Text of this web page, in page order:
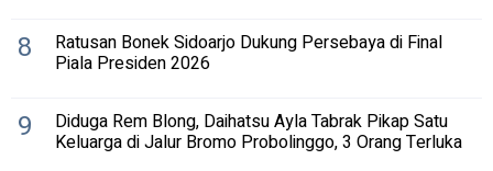
8 Ratusan Bonek Sidoarjo Dukung Persebaya di Final
Piala Presiden 2026
9 Diduga Rem Blong, Daihatsu Ayla Tabrak Pikap Satu
Keluarga di Jalur Bromo Probolinggo, 3 Orang Terluka